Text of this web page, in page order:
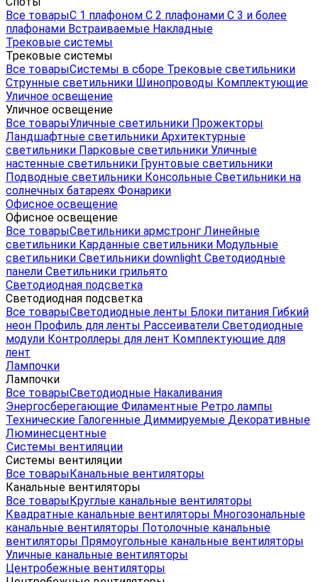
Все товарыС 1 плафоном С 2 плафонами С 3 и более
плафонами Встраиваемые Накладные
Трековые системы
Трековые системы
Все товарыСистемы в сборе Трековые светильники
Струнные светильники Шинопроводы Комплектующие
Уличное освещение
Уличное освещение
Все товарыУличные светильники Прожекторы
Ландшафтные светильники Архитектурные
светильники Парковые светильники Уличные
настенные светильники Грунтовые светильники
Подводные светильники Консольные Светильники на
солнечных батареях Фонарики
Офисное освещение
Офисное освещение
Все товарыСветильники армстронг Линейные
светильники Карданные светильники Модульные
светильники Светильники downlight Светодиодные
панели Светильники грильято
Светодиодная подсветка
Светодиодная подсветка
Все товарыСветодиодные ленты Блоки питания Гибкий
неон Профиль для ленты Рассеиватели Светодиодные
модули Контроллеры для лент Комплектующие для
лент
Лампочки
Лампочки
Все товарыСветодиодные Накаливания
Энергосберегающие Филаментные Ретро лампы
Технические Галогенные Диммируемые Декоративные
Люминесцентные
Системы вентиляции
Системы вентиляции
Все товарыКанальные вентиляторы
Канальные вентиляторы
Все товарыКруглые канальные вентиляторы
Квадратные канальные вентиляторы Многозональные
канальные вентиляторы Потолочные канальные
вентиляторы Прямоугольные канальные вентиляторы
Уличные канальные вентиляторы
Центробежные вентиляторы